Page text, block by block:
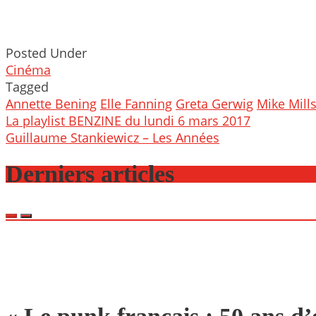
Posted Under
Cinéma
Tagged
Annette Bening Elle Fanning Greta Gerwig Mike Mills
Post
navigation
La playlist BENZINE du lundi 6 mars 2017
Guillaume Stankiewicz – Les Années
Derniers articles